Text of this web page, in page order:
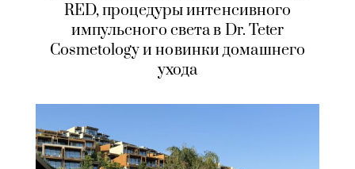
RED, процедуры интенсивного
импульсного света в Dr. Teter
Cosmetology и новинки домашнего
ухода